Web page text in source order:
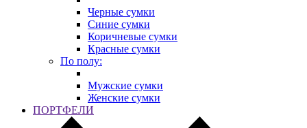
Черные сумки
Синие сумки
Коричневые сумки
Красные сумки
По полу:
Мужские сумки
Женские сумки
ПОРТФЕЛИ